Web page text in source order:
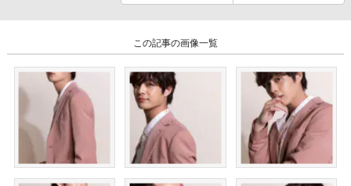
この記事の画像一覧